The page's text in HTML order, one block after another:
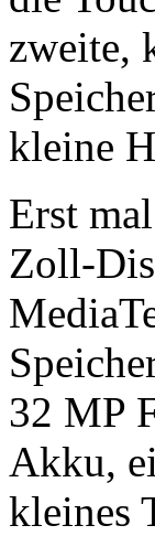
zweite,
kleine
Erst
Zoll-
32 MP
Akku,
kleines